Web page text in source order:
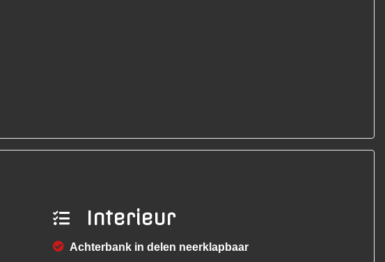
Interieur
Achterbank in delen neerklapbaar